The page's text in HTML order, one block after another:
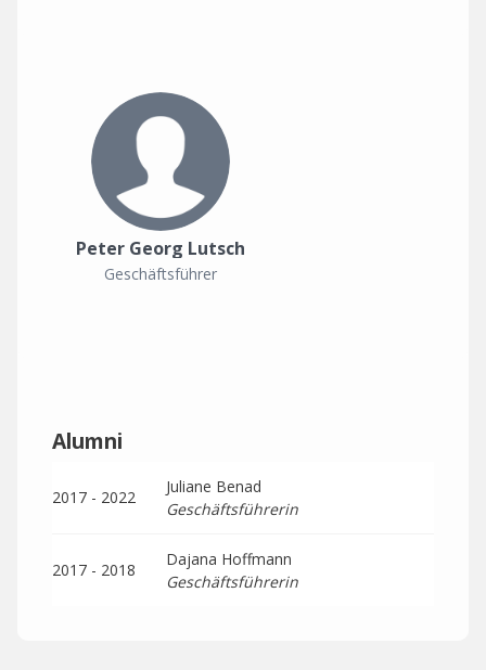
Peter Georg Lutsch
Geschäftsführer
Alumni
2017 - 2022
Juliane Benad
Geschäftsführerin
2017 - 2018
Dajana Hoffmann
Geschäftsführerin